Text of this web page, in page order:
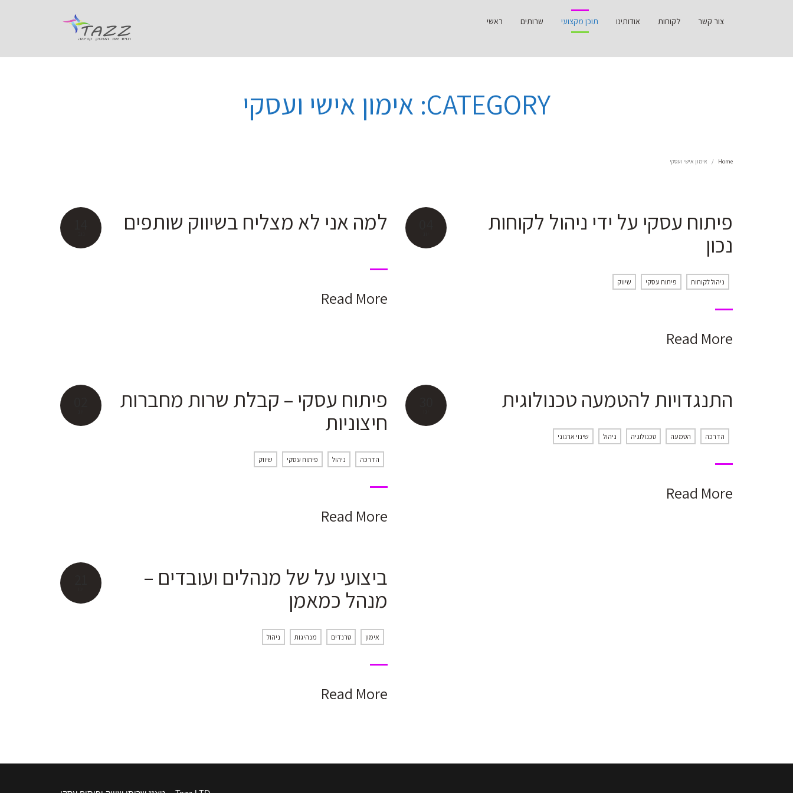
ראשי שרותים תוכן מקצועי אודותינו לקוחות צור קשר
CATEGORY: אימון אישי ועסקי
Home אימון אישי ועסקי
למה אני לא מצליח בשיווק שותפים
Read More
פיתוח עסקי על ידי ניהול לקוחות
נכון
ניהול לקוחות פיתוח עסקי שיווק
Read More
פיתוח עסקי – קבלת שרות מחברות
חיצוניות
הדרכה ניהול פיתוח עסקי שיווק
Read More
התנגדויות להטמעה טכנולוגית
הדרכה הטמעה טכנולוגיה ניהול שינוי ארגוני
Read More
ביצועי על של מנהלים ועובדים –
מנהל כמאמן
אימון טרנדים מנהיגות ניהול
Read More